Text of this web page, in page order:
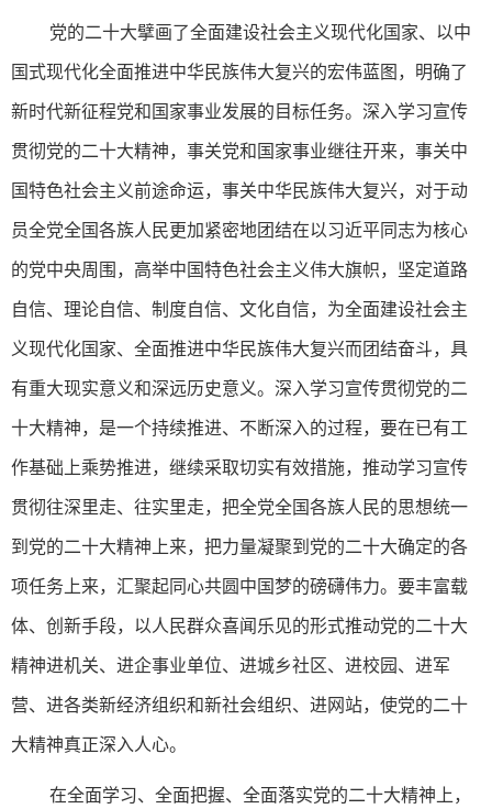
党的二十大擘画了全面建设社会主义现代化国家、以中
国式现代化全面推进中华民族伟大复兴的宏伟蓝图，明确了
新时代新征程党和国家事业发展的目标任务。深入学习宣传
贯彻党的二十大精神，事关党和国家事业继往开来，事关中
国特色社会主义前途命运，事关中华民族伟大复兴，对于动
员全党全国各族人民更加紧密地团结在以习近平同志为核心
的党中央周围，高举中国特色社会主义伟大旗帜，坚定道路
自信、理论自信、制度自信、文化自信，为全面建设社会主
义现代化国家、全面推进中华民族伟大复兴而团结奋斗，具
有重大现实意义和深远历史意义。深入学习宣传贯彻党的二
十大精神，是一个持续推进、不断深入的过程，要在已有工
作基础上乘势推进，继续采取切实有效措施，推动学习宣传
贯彻往深里走、往实里走，把全党全国各族人民的思想统一
到党的二十大精神上来，把力量凝聚到党的二十大确定的各
项任务上来，汇聚起同心共圆中国梦的磅礴伟力。要丰富载
体、创新手段，以人民群众喜闻乐见的形式推动党的二十大
精神进机关、进企事业单位、进城乡社区、进校园、进军
营、进各类新经济组织和新社会组织、进网站，使党的二十
大精神真正深入人心。
在全面学习、全面把握、全面落实党的二十大精神上，